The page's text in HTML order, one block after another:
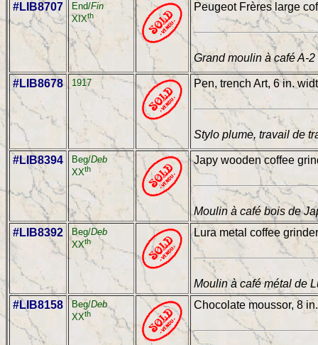
#LIB8707
End/Fin
XIXth
Peugeot Frères large
Grand moulin à café A-
#LIB8678 1917 Pen, trench Art, 6 in.
Stylo plume, travail de
#LIB8394 Beg/Deb
XXth
Japy wooden coffee
Moulin à café bois de
#LIB8392
Beg/Deb
XXth
Lura metal coffee
Moulin à café métal de
#LIB8158
Beg/Deb
XXth
Chocolate moussor, 8